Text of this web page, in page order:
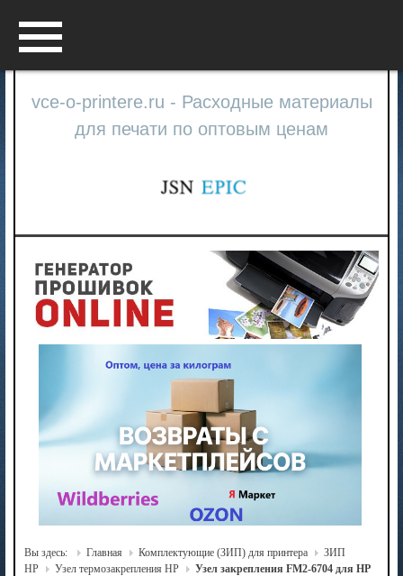
vce-o-printere.ru - Расходные материалы
для печати по оптовым ценам
Вы здесь: Главная Комплектующие (ЗИП) для принтера
ЗИП
HP
Узел термозакрепления HP
Узел закрепления FM2-6704 для HP